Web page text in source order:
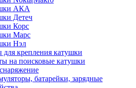
АКА
Детеч
Корс
Марс
Нэл
для крепления катушки
на поисковые катушки
батарейки, зарядные